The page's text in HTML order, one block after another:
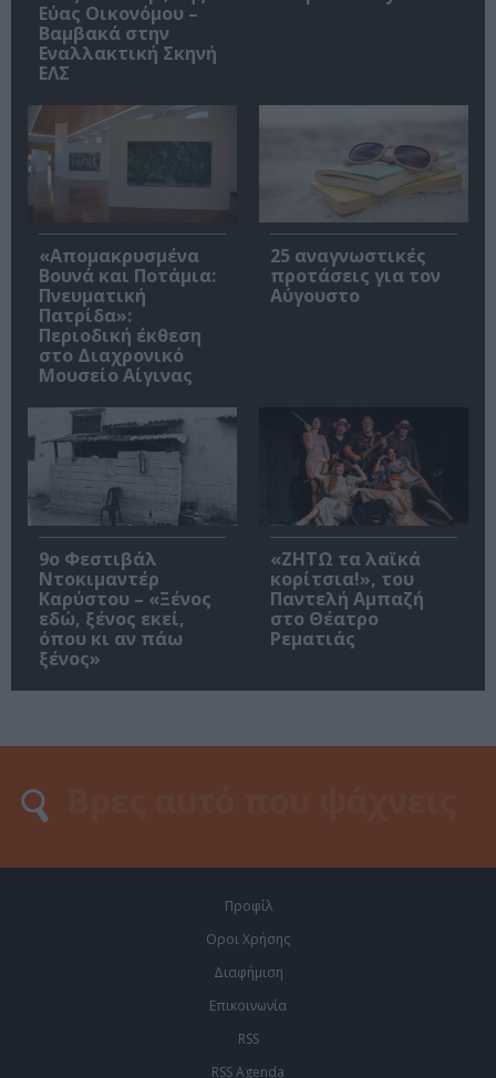
Εύας Οικονόμου –
Βαμβακά στην
Εναλλακτική Σκηνή
ΕΛΣ
«Απομακρυσμένα
Βουνά και Ποτάμια:
Πνευματική
Πατρίδα»:
Περιοδική έκθεση
στο Διαχρονικό
Μουσείο Αίγινας
25 αναγνωστικές
προτάσεις για τον
Αύγουστο
9ο Φεστιβάλ
Ντοκιμαντέρ
Καρύστου – «Ξένος
εδώ, ξένος εκεί,
όπου κι αν πάω
ξένος»
«ΖΗΤΩ τα λαϊκά
κορίτσια!», του
Παντελή Αμπαζή
στο Θέατρο
Ρεματιάς
Προφίλ
Οροι Χρήσης
Διαφήμιση
Επικοινωνία
RSS
RSS Agenda